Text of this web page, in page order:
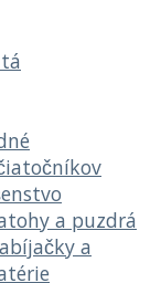
a puzdrá
a